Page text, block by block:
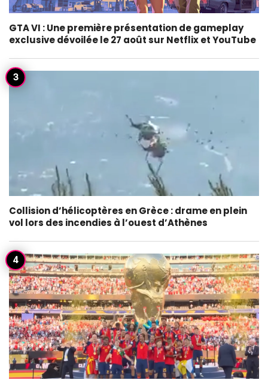
GTA VI : Une première présentation de gameplay
exclusive dévoilée le 27 août sur Netflix et YouTube
Collision d’hélicoptères en Grèce : drame en plein
vol lors des incendies à l’ouest d’Athènes